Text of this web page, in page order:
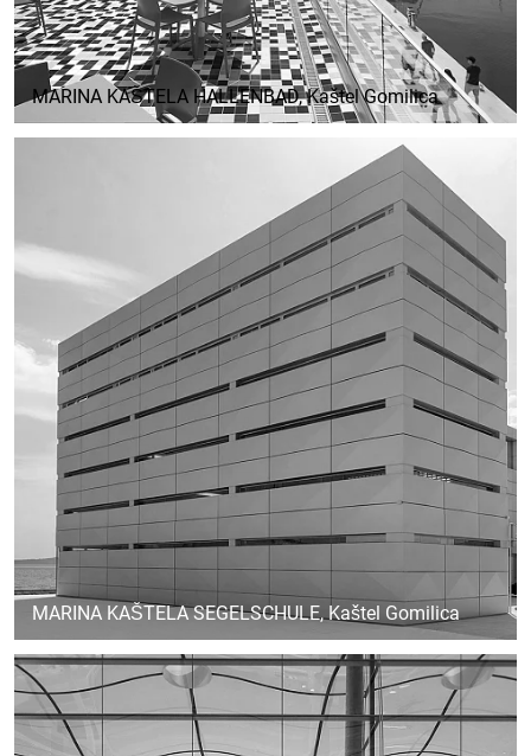
MARINA KAŠTELA HALLENBAD, Kaštel Gomilica
MARINA KAŠTELA SEGELSCHULE, Kaštel Gomilica